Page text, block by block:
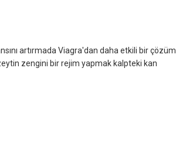
artırmada Viagra'dan daha etkili bir çözüm
zengini bir rejim yapmak kalpteki kan